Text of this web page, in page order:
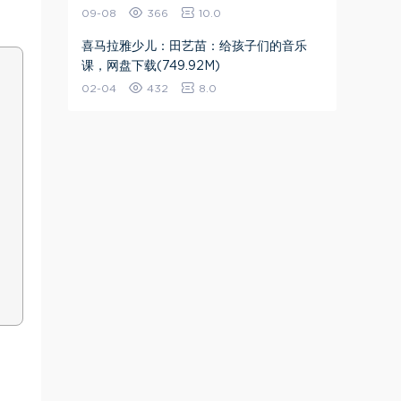
09-08 366 10.0
喜马拉雅少儿：田艺苗：给孩子们的音乐
课，网盘下载(749.92M)
02-04 432 8.0